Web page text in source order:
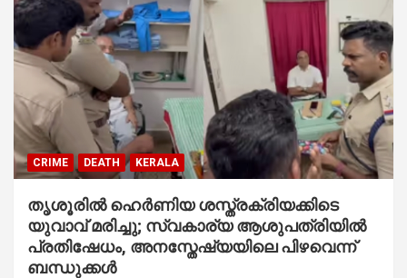
CRIME DEATH KERALA
തൃശൂരിൽ ഹെര്‍ണിയ ശസ്ത്രക്രിയക്കിടെ
യുവാവ് മരിച്ചു; സ്വകാര്യ ആശുപത്രിയിൽ
പ്രതിഷേധം, അനസ്തേഷ്യയിലെ പിഴവെന്ന്
ബന്ധുക്കള്‍